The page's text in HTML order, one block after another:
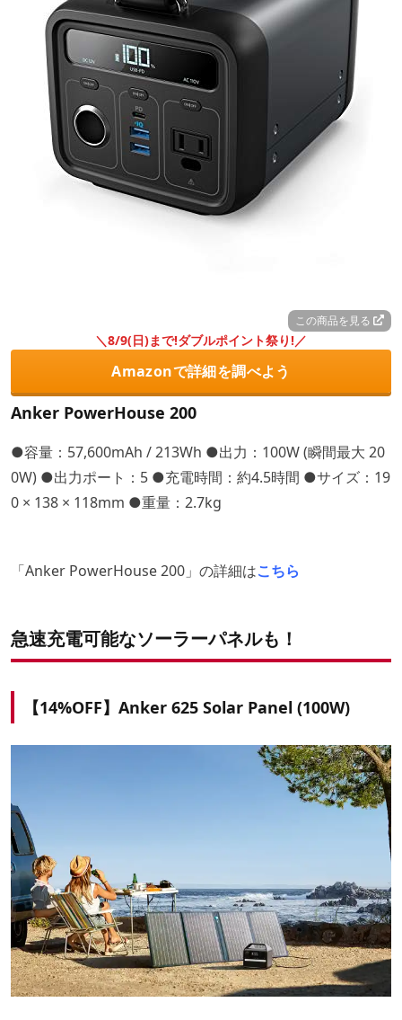
この商品を見る
＼8/9(日)まで!ダブルポイント祭り!／
Amazonで詳細を調べよう
Anker PowerHouse 200
●容量：57,600mAh / 213Wh ●出力：100W (瞬間最大 20
0W) ●出力ポート：5 ●充電時間：約4.5時間 ●サイズ：19
0 × 138 × 118mm ●重量：2.7kg
「Anker PowerHouse 200」の詳細はこちら
急速充電可能なソーラーパネルも！
【14%OFF】Anker 625 Solar Panel (100W)